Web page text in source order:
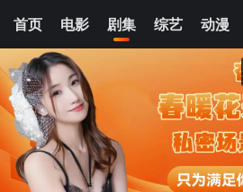
首页 电影 剧集 综艺 动漫
清空